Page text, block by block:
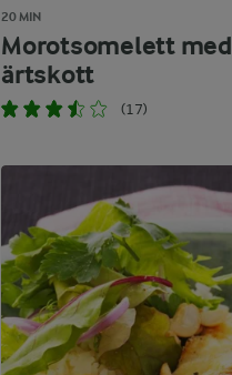
20 MIN
Morotsomelett med
ärtskott
(17)